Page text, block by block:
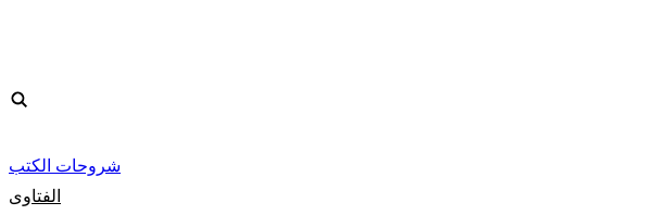
شروحات الكتب
الفتاوى